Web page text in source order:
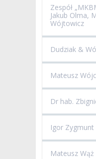
Zespół
Jakub Olma,
Wójtowicz
Dudziak &
Mateusz
Dr hab.
Igor Zygmunt
Mateusz Wąż